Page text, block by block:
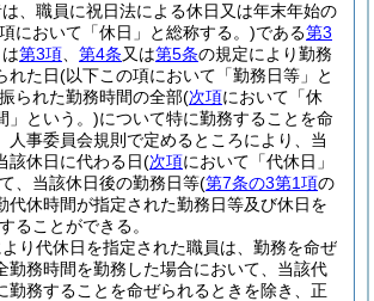
、職員に祝日法による休日又は年末年始の
において「休日」と総称する。)である第3
第3項 第4条又は第5条の規定により勤務
れた日(以下この項において「勤務日等」と
られた勤務時間の全部(次項において「休
」という。)について特に勤務することを命
人事委員会規則で定めるところにより、当
該休日に代わる日(次項において「代休日」
、当該休日後の勤務日等(第7条の3第1項の
代休時間が指定された勤務日等及び休日を
ることができる。
り代休日を指定された職員は、勤務を命ぜ
勤務時間を勤務した場合において、当該代
勤務することを命ぜられるときを除き、正